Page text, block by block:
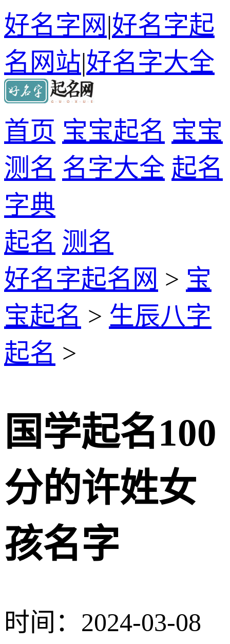
好名字网|好名字起
名网站|好名字大全
首页 宝宝起名 宝宝
测名 名字大全 起名
字典
起名 测名
好名字起名网 > 宝
宝起名 > 生辰八字
起名 >
国学起名100
分的许姓女
孩名字
时间：2024-03-08